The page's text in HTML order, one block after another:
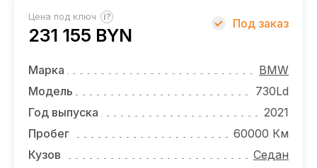
УСЛУГИ
НОВОСТИ
ОТЗЫВЫ
ВАКАНСИИ
Цена под ключ ?
231 155 BYN
Под заказ
Марка
BMW
Модель
730Ld
Год выпуска
2021
Пробег
60000 Км
Кузов
Седан